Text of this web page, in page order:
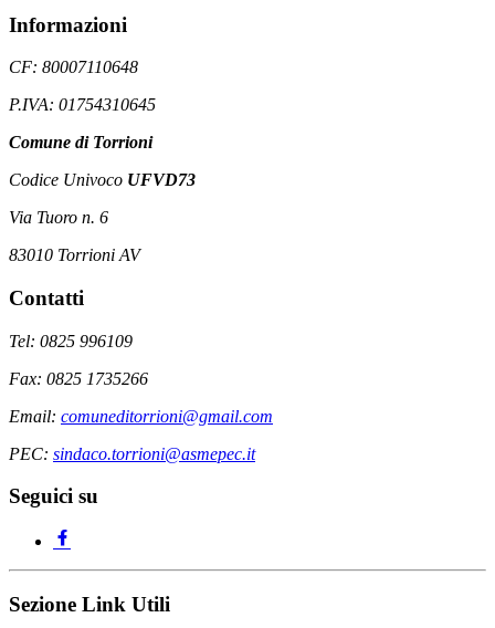
Informazioni
CF: 80007110648
P.IVA: 01754310645
Comune di Torrioni
Codice Univoco UFVD73
Via Tuoro n. 6
83010 Torrioni AV
Contatti
Tel: 0825 996109
Fax: 0825 1735266
Email: comuneditorrioni@gmail.com
PEC: sindaco.torrioni@asmepec.it
Seguici su
Sezione Link Utili